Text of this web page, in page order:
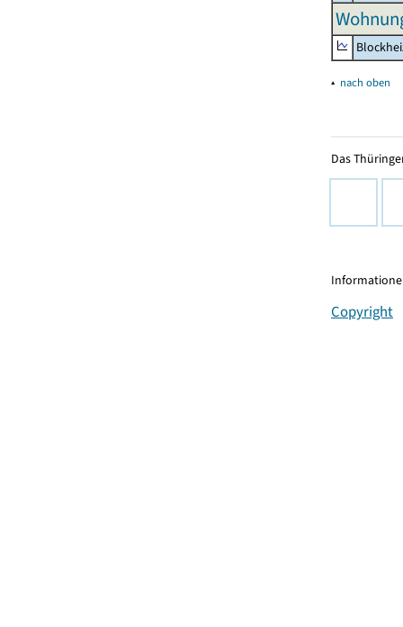
▴ nach oben
Das
Copyright